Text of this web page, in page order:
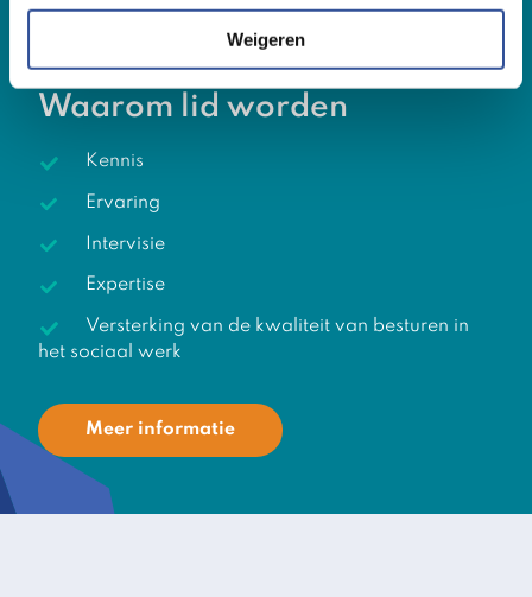
Weigeren
Verdiwel
Waarom lid worden
Kennis
Ervaring
Intervisie
Expertise
Versterking van de kwaliteit van besturen in
het sociaal werk
Meer informatie